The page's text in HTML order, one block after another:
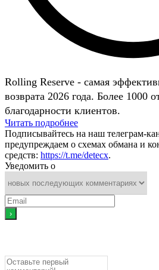
Rolling Reserve - самая
возврата 2026 года. Более 1000
благодарности клиентов.
Читать подробнее
Подписывайтесь на наш телеграм-
предупреждаем о схемах обмана и
средств: https://t.me/detecx.
Уведомить о